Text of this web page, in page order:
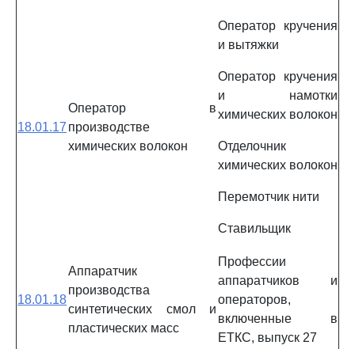
18.01.17
Оператор в
производстве
химических волокон
Оператор кручения
и вытяжки
Оператор кручения
и намотки
химических волокон
Отделочник
химических волокон
Перемотчик нити
Ставильщик
18.01.18
Аппаратчик
производства
синтетических смол и
пластических масс
Профессии
аппаратчиков и
операторов,
включенные в
ЕТКС, выпуск 27